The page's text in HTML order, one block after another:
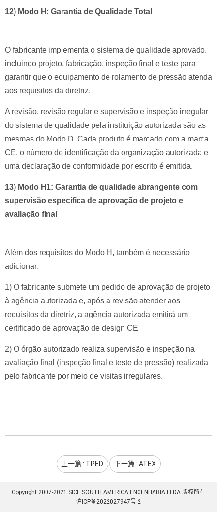
12) Modo H: Garantia de Qualidade Total
O fabricante implementa o sistema de qualidade aprovado,
incluindo projeto, fabricação, inspeção final e teste para
garantir que o equipamento de rolamento de pressão atenda
aos requisitos da diretriz.
A revisão, revisão regular e supervisão e inspeção irregular
do sistema de qualidade pela instituição autorizada são as
mesmas do Modo D. Cada produto é marcado com a marca
CE, o número de identificação da organização autorizada e
uma declaração de conformidade por escrito é emitida.
13) Modo H1: Garantia de qualidade abrangente com
supervisão específica de aprovação de projeto e
avaliação final
Além dos requisitos do Modo H, também é necessário
adicionar:
1) O fabricante submete um pedido de aprovação de projeto
à agência autorizada e, após a revisão atender aos
requisitos da diretriz, a agência autorizada emitirá um
certificado de aprovação de design CE;
2) O órgão autorizado realiza supervisão e inspeção na
avaliação final (inspeção final e teste de pressão) realizada
pelo fabricante por meio de visitas irregulares.
上一篇 : TPED 下一篇 : ATEX
Copyright 2007-2021 SICE SOUTH AMERICA ENGENHARIA LTDA 版权所有
沪ICP备2022027947号-2